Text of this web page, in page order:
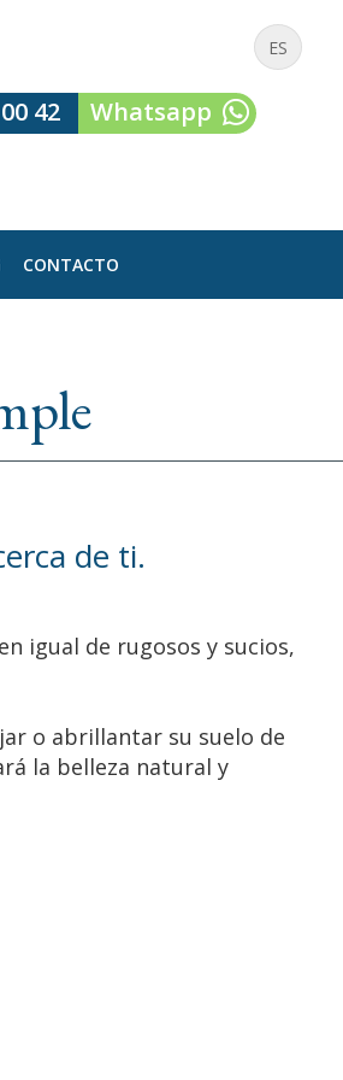
ES
42 Whatsapp
CONTACTO
de ti.
igual de rugosos y sucios,
o abrillantar su suelo de
la belleza natural y